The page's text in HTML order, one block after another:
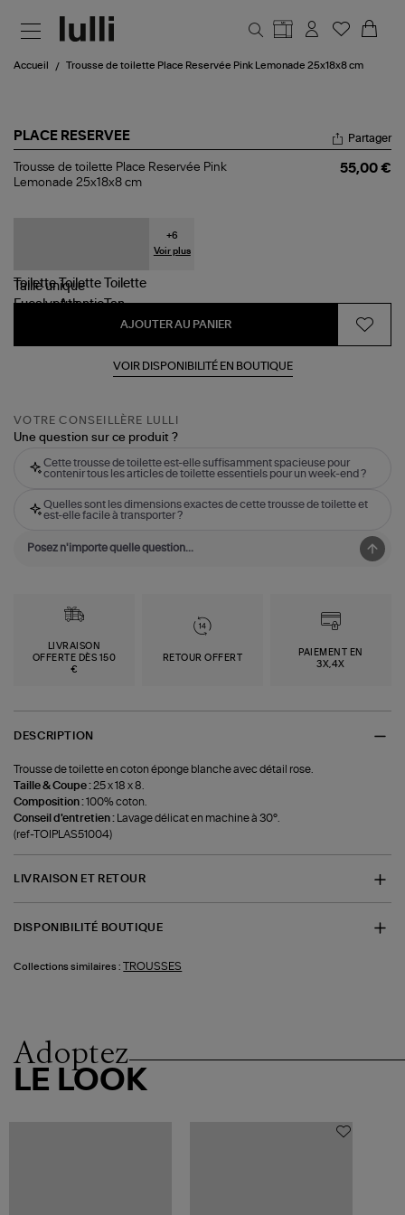
Accueil Trousse de toilette Place Reservée Pink Lemonade 25x18x8 cm
PLACE RESERVEE
Trousse
de
cm
Partager
Trousse de toilette Place Reservée Pink
Lemonade 25x18x8 cm
55,00 €
+6
Voir plus
Tailleunique
AJOUTER AU PANIER
VOIR DISPONIBILITÉ EN BOUTIQUE
VOTRE CONSEILLÈRE LULLI
Une question sur ce produit ?
Cette trousse de toilette est-elle suffisamment spacieuse pour
contenir tous les articles de toilette essentiels pour un week-end ?
Quelles sont les dimensions exactes de cette trousse de toilette et
est-elle facile à transporter ?
LIVRAISON
OFFERTE DÈS 150
€
RETOUR OFFERT
PAIEMENT EN
3X,4X
DESCRIPTION
Trousse de toilette en coton éponge blanche avec détail rose.
Taille & Coupe :25 x 18 x 8.
Composition :100% coton.
Conseil d'entretien :
Lavage délicat en machine à 30°.
(ref-TOIPLAS51004)
LIVRAISON ET RETOUR
DISPONIBILITÉ BOUTIQUE
Collections similaires : TROUSSES
Adoptez
LE LOOK